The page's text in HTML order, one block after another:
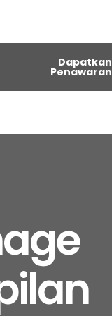
Dapatkan
Penawaran